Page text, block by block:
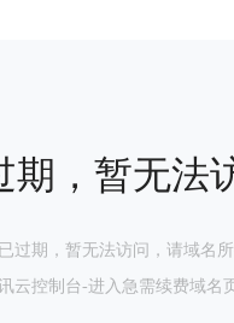
期，暂无法
过期，暂无法访问，请域名
云控制台-进入急需续费域名